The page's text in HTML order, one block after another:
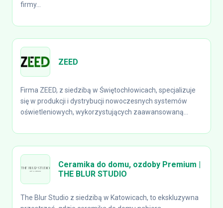
firmy...
ZEED
Firma ZEED, z siedzibą w Świętochłowicach, specjalizuje
się w produkcji i dystrybucji nowoczesnych systemów
oświetleniowych, wykorzystujących zaawansowaną...
Ceramika do domu, ozdoby Premium |
THE BLUR STUDIO
The Blur Studio z siedzibą w Katowicach, to ekskluzywna